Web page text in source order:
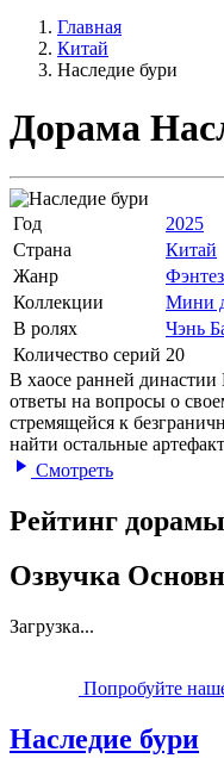
Главная
Китай
Наследие бури
Дорама
Год
2025
Страна
Китай
Жанр
Коллекции
Мини
В ролях
Чэнь
Количество серий 20
В хаосе ранней
ответы на вопросы о
стремящейся к
найти остальные
Смотреть
Рейтинг дорамы
Озвучка
Загрузка...
Попробуйте
Наследие бури